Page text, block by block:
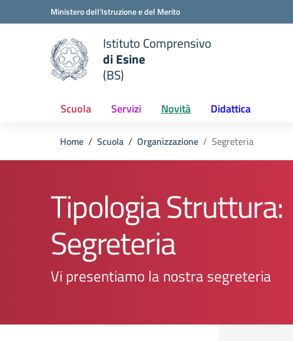
Vai ai contenuti
Vai al menu di navigazioneMinistero dell'Istruzione e del Merito
scuola
Istituto Comprensivo
di Esine
(BS)
Scuola Servizi Novità Didattica
Home Scuola Organizzazione Segreteria
Tipologia Struttura:
Segreteria
Vi presentiamo la nostra segreteria